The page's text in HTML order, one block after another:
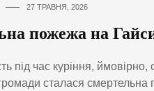
27 ТРАВНЯ, 2026
пожежа на
під час куріння,
громади сталася